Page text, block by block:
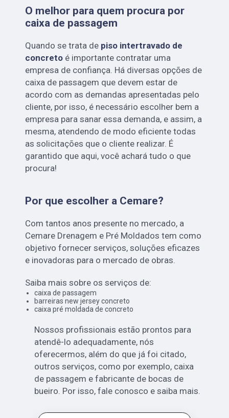
O melhor para quem procura por
caixa de passagem
Quando se trata de piso intertravado de
concreto é importante contratar uma
empresa de confiança. Há diversas opções de
caixa de passagem que devem estar de
acordo com as demandas apresentadas pelo
cliente, por isso, é necessário escolher bem a
empresa para sanar essa demanda, e assim, a
mesma, atendendo de modo eficiente todas
as solicitações que o cliente realizar. É
garantido que aqui, você achará tudo o que
procura!
Por que escolher a Cemare?
Com tantos anos presente no mercado, a
Cemare Drenagem e Pré Moldados tem como
objetivo fornecer serviços, soluções eficazes
e inovadoras para o mercado de obras.
Saiba mais sobre os serviços de:
caixa de passagem
barreiras new jersey concreto
caixa pré moldada de concreto
Nossos profissionais estão prontos para
atendê-lo adequadamente, nós
oferecermos, além do que já foi citado,
outros serviços, como por exemplo, caixa
de passagem e fabricante de bocas de
bueiro. Por isso, fale conosco e saiba mais.